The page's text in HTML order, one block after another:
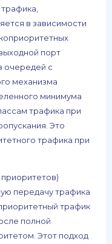
в зависимости
порт
очередей с
механизма
минимума
трафика при
Это
трафика при
передачу трафика
трафик
полной
Этот подход